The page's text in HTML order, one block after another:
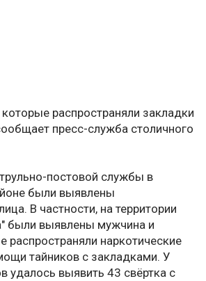
распространяли закладки
пресс-служба столичного
постовой службы в
были выявлены
В частности, на территории
были выявлены мужчина и
наркотические
тайников с закладками. У
удалось выявить 43 свёртка с